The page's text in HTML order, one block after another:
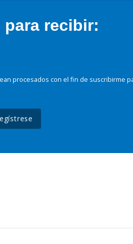
recibir:
procesados con el fin de suscribirme